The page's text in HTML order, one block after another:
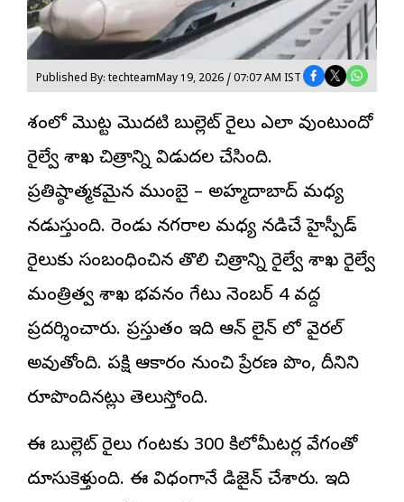
Published By: techteamMay 19, 2026 / 07:07 AM IST
దేశంలో మొట్ట మొదటి బుల్లెట్ రైలు ఎలా వుంటుందో
రైల్వే శాఖ చిత్రాన్ని విడుదల చేసింది.
ప్రతిష్ఠాత్మకమైన ముంబై – అహ్మదాబాద్ మధ్య
నడుస్తుంది. రెండు నగరాల మధ్య నడిచే హైస్పీడ్
రైలుకు సంబంధించిన తొలి చిత్రాన్ని రైల్వేశాఖ రైల్వే
మంత్రిత్వ శాఖ భవనం గేటు నెంబర్ 4 వద్ద
ప్రదర్శించారు. ప్రస్తుతం ఇది ఆన్ లైన్ లో వైరల్
అవుతోంది. పక్షి ఆకారం నుంచి ప్రేరణ పొందే, దీనిని
రూపొందినట్లు తెలుస్తోంది.
ఈ బుల్లెట్ రైలు గంటకు 300 కిలోమీటర్ల వేగంతో
దూసుకెళ్తుంది. ఈ విధంగానే డిజైన్ చేశారు. ఇది